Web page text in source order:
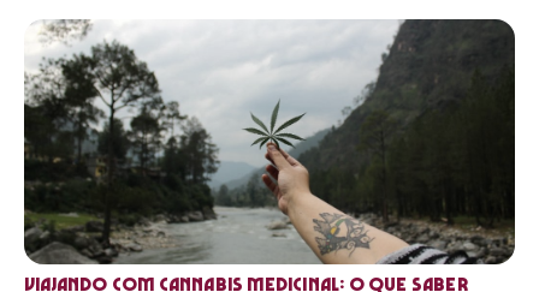
Viajando com cannabis medicinal: o que saber